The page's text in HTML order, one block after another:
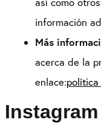
información
Más
acerca de la
enlace:
Instagram